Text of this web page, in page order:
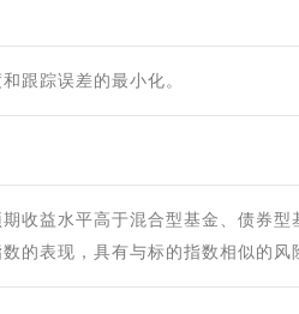
跟踪误差的最小化。
收益水平高于混合型基金、债券
的表现，具有与标的指数相似的风